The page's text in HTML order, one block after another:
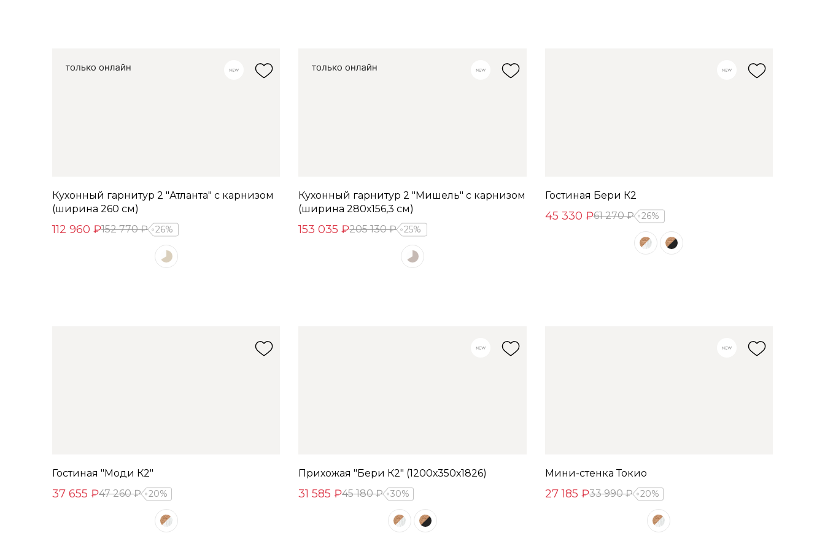
Кухонный гарнитур 2 "Атланта" с карнизом
(ширина 260 см)
112 960 ₽152 770 ₽ 26%
Кухонный гарнитур 2 "Мишель" с карнизом
(ширина 280х156,3 см)
153 035 ₽205 130 ₽ 25%
Гостиная Бери К2
45 330 ₽61 270 ₽ 26%
Гостиная "Моди К2"
37 655 ₽47 260 ₽ 20%
Прихожая "Бери К2" (1200х350х1826)
31 585 ₽45 180 ₽ 30%
Мини-стенка Токио
27 185 ₽33 990 ₽ 20%